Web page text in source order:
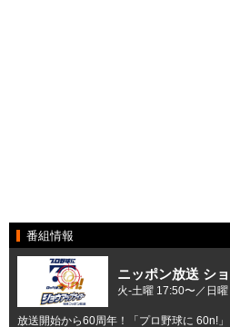
番組情報
ニッポン放送 シ
火-土曜 17:50〜／日
放送開始から60周年！「プロ野球に 60n!